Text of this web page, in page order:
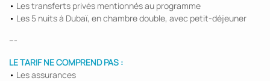
• Les transferts privés mentionnés au programme
• Les 5 nuits à Dubaï, en chambre double, avec petit-déjeuner
---
LE TARIF NE COMPREND PAS :
• Les assurances